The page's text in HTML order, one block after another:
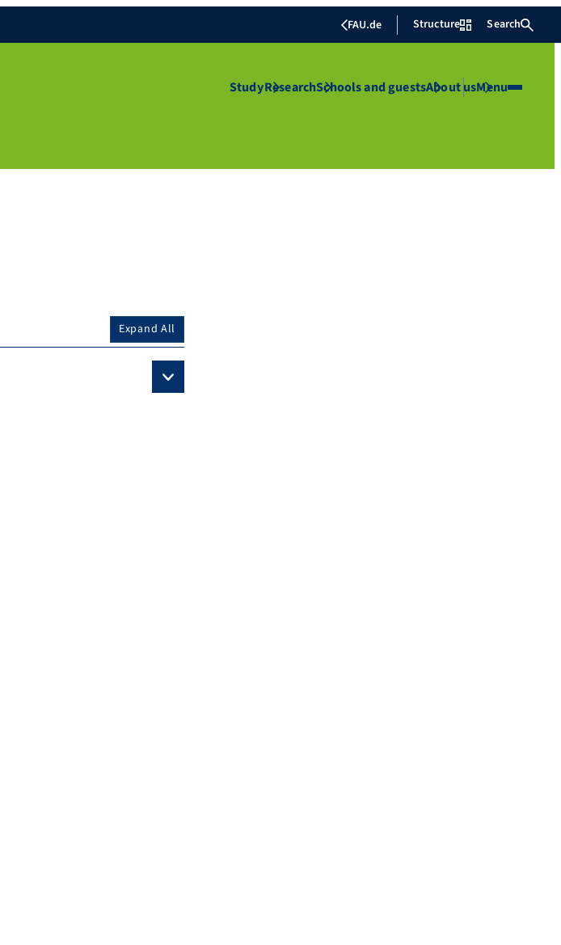
FAU.de Structure Search
StudyResearchSchools and guestsAbout usMenu
Expand All